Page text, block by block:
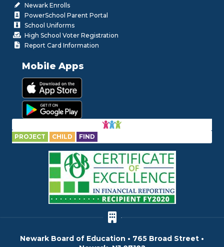
Newark Enrolls
PowerSchool Parent Portal
School Uniforms
High School Voter Registration
Report Card Information
Mobile Apps
PROJECT CHILD FIND
Newark Board of Education • 765 Broad Street •